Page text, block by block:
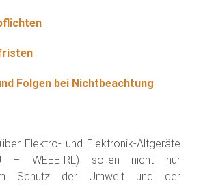
Folgen bei Nichtbeachtung
Elektro- und Elektronik-Altgeräte
– WEEE-RL) sollen nicht nur
Schutz der Umwelt und der